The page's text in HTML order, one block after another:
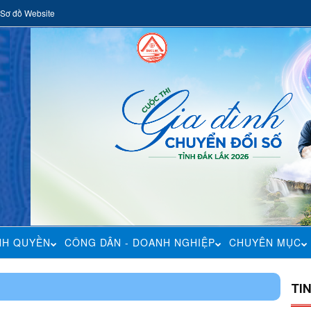
Sơ đồ Website
QUYỀN CÔNG DÂN - DOANH NGHIỆP CHUYÊN MỤC